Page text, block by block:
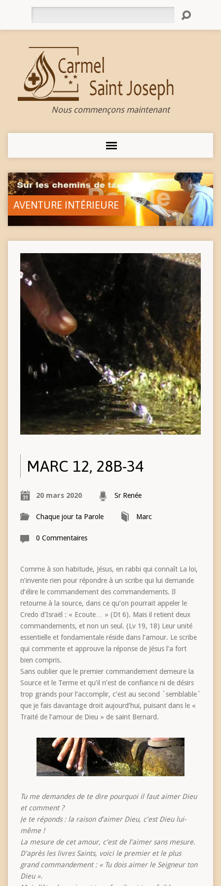
Nous commençons maintenant
AVENTURE INTÉRIEURE
MARC 12, 28B-34
20 mars 2020 Sr Renée
Chaque jour ta Parole Marc
0 Commentaires
Comme à son habitude, Jésus, en rabbi qui connaît La loi,
n’invente rien pour répondre à un scribe qui lui demande
d’élire le commandement des commandements. Il
retourne à la source, dans ce qu’on pourrait appeler le
Credo d’Israël : « Ecoute… » (Dt 6). Mais il retient deux
commandements, et non un seul. (Lv 19, 18) Leur unité
essentielle et fondamentale réside dans l’amour. Le scribe
qui commente et approuve la réponse de Jésus l’a fort
bien compris.
Sans oublier que le premier commandement demeure la
Source et le Terme et qu’il n’est de confiance ni de désirs
trop grands pour l’accomplir, c’est au second ´semblable`
que je fais davantage droit aujourd’hui, puisant dans le «
Traité de l’amour de Dieu » de saint Bernard.
Tu me demandes de te dire pourquoi il faut aimer Dieu
et comment ?
Je te réponds : la raison d’aimer Dieu, c’est Dieu lui-
même !
La mesure de cet amour, c’est de l’aimer sans mesure.
D’après les livres Saints, voici le premier et le plus
grand commandement : « Tu dois aimer le Seigneur ton
Dieu ».